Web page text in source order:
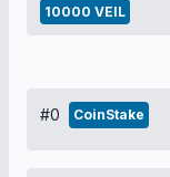
10000 VEIL
#0 CoinStake